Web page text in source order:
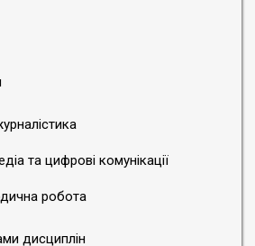
та цифрові комунікації
робота
дисциплін